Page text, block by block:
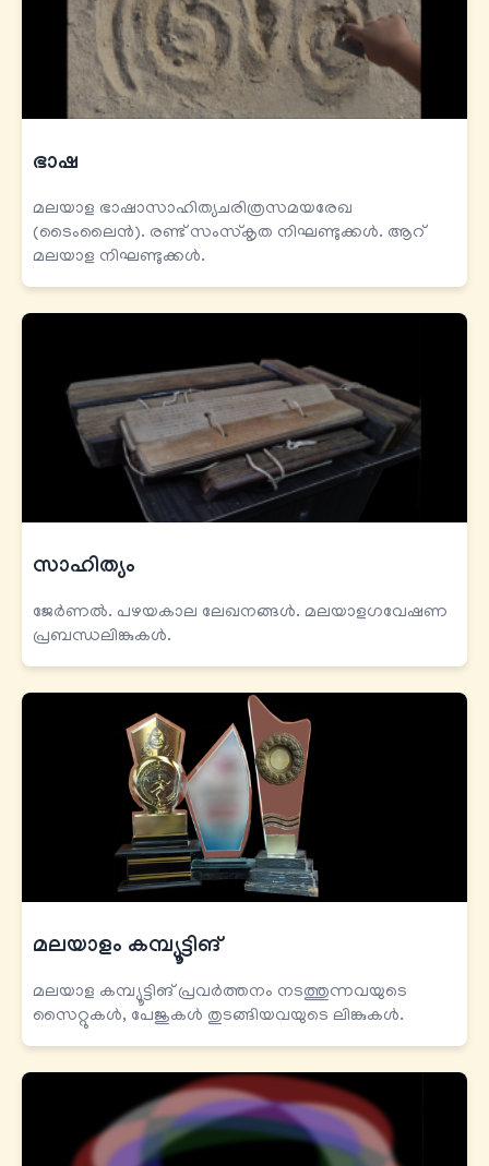
ഭാഷ
മലയാള ഭാഷാസാഹിത്യചരിത്രസമയരേഖ
(ടൈംലൈൻ). രണ്ട് സംസ്കൃത നിഘണ്ടുക്കൾ. ആറ്
മലയാള നിഘണ്ടുക്കൾ.
സാഹിത്യം
ജേര്‍ണല്‍. പഴയകാല ലേഖനങ്ങള്‍. മലയാളഗവേഷണ
പ്രബന്ധലിങ്കുകൾ.
മലയാളം കമ്പ്യൂട്ടിങ്
മലയാള കമ്പ്യൂട്ടിങ് പ്രവര്‍ത്തനം നടത്തുന്നവയുടെ
സൈറ്റുകള്‍, പേജുകള്‍ തുടങ്ങിയവയുടെ ലിങ്കുകള്‍.